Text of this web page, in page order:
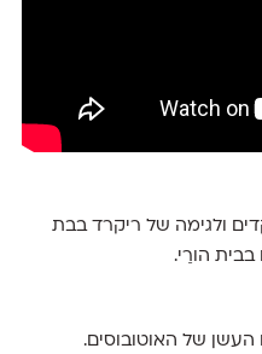
ולגימה של ריקרד בבת
הורַי.
של האוטובוסים.